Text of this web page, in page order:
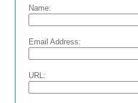
Name:
Email Address:
URL: